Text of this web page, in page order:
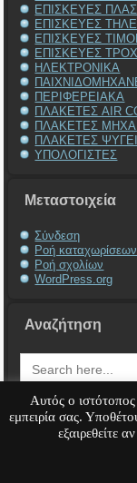
ΕΠΙΣΚΕΥΕΣ
ΕΠΙΣΚΕΥΕΣ
ΕΠΙΣΚΕΥΕΣ
ΕΠΙΣΚΕΥΕΣ
ΗΛΕΚΤΡΟΝΙΚΑ
ΠΕΡΙΦΕΡΕΙΑΚΑ
ΠΛΑΚΕΤΕΣ AIR
ΠΛΑΚΕΤΕΣ
ΠΛΑΚΕΤΕΣ
ΥΠΟΛΟΓΙΣΤΕΣ
Μεταστοιχεία
Σύνδεση
Ροή καταχωρίσεων
Ροή σχολίων
WordPress.org
Αναζήτηση
Search
for:
Service Υπολογιστή
Αυτός ο
εμπειρία σας.
εξαιρεθείτε